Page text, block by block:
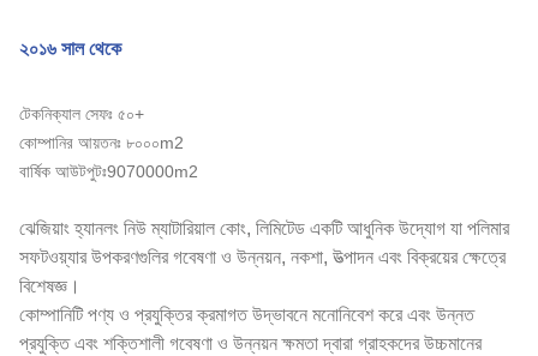
২০১৬ সাল থেকে
টেকনিক্যাল সেফঃ ৫০+
কোম্পানির আয়তনঃ ৮০০০m2
বার্ষিক আউটপুটঃ9070000m2
ঝেজিয়াং হ্যানলং নিউ ম্যাটারিয়াল কোং, লিমিটেড একটি আধুনিক উদ্যোগ যা পলিমার
সফটওয়্যার উপকরণগুলির গবেষণা ও উন্নয়ন, নকশা, উত্পাদন এবং বিক্রয়ের ক্ষেত্রে
বিশেষজ্ঞ।
কোম্পানিটি পণ্য ও প্রযুক্তির ক্রমাগত উদ্ভাবনে মনোনিবেশ করে এবং উন্নত
প্রযুক্তি এবং শক্তিশালী গবেষণা ও উন্নয়ন ক্ষমতা দ্বারা গ্রাহকদের উচ্চমানের